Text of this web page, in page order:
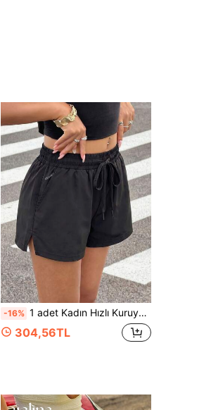
-16% 1 adet Kadın Hızlı Kuruyan Elastik Nefes Alabilen Hafif Koşu Şortu, İpli Bel Plaj Şortu
304,56TL